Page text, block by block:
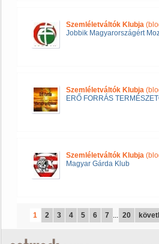
Szemléletváltók Klubja
Jobbik Magyarországért
Szemléletváltók Klubja
ERŐ FORRÁS
Szemléletváltók Klubja
Magyar Gárda Klub
1 2 3 4 5 6 7 ... 20